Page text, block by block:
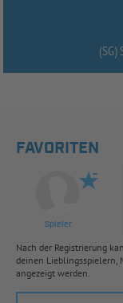
(SG)
FAVORITEN
Spieler
Nach der Registrierung
deinen Lieblingsspielern,
angezeigt werden.